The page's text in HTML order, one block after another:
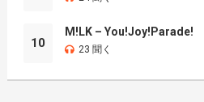
10
M!LK – You!Joy!Parade!
23 聞く